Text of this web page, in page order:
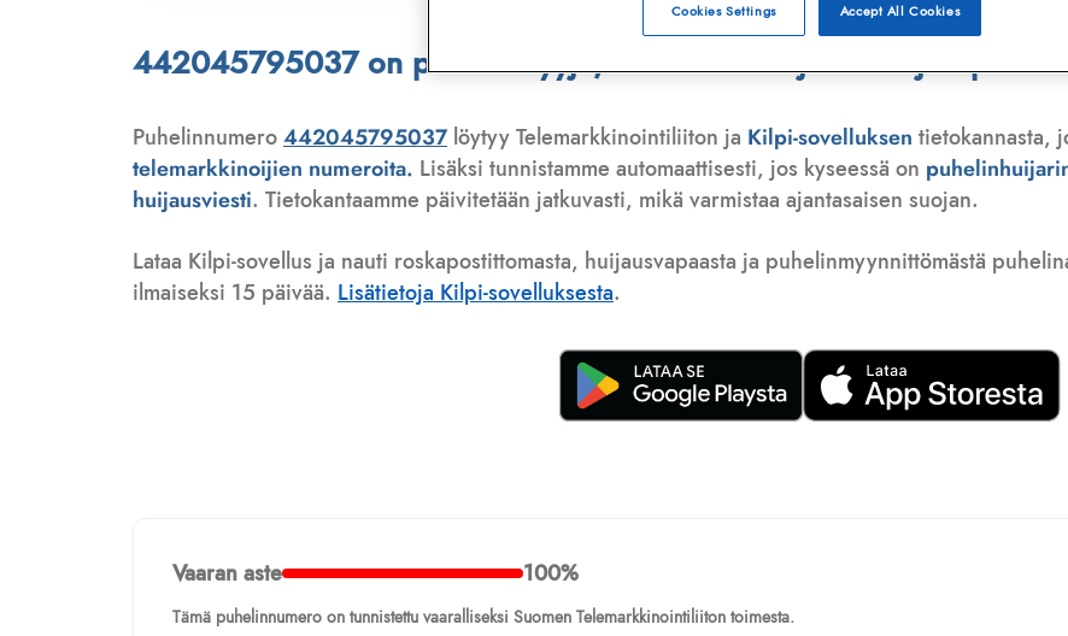
442045795037 on puhelinmyyjä, telemarkkinoija tai huijauspuhelu
Puhelinnumero442045795037löytyy Telemarkkinointiliiton ja Kilpi-sovelluksen tietokannasta,
telemarkkinoijien numeroita. Lisäksi tunnistamme automaattisesti, jos kyseessä on
huijausviesti. Tietokantaamme päivitetään jatkuvasti, mikä varmistaa ajantasaisen suojan.
Lataa Kilpi-sovellus ja nauti roskapostittomasta, huijausvapaasta ja puhelinmyynnittömästä
ilmaiseksi 15 päivää. Lisätietoja Kilpi-sovelluksesta.
Vaaran aste 100%
Tämä puhelinnumero on tunnistettu vaaralliseksi Suomen Telemarkkinointiliiton toimesta.
Accept All Cookies
Cookies Settings